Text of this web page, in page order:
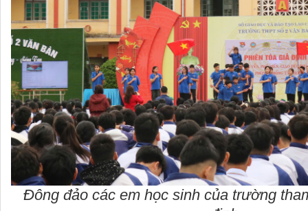
Đông đảo các em học sinh của trường